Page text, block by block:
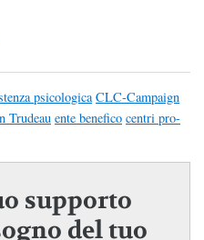
psicologica CLC-Campaign
Trudeau ente benefico centri pro-
supporto
del tuo